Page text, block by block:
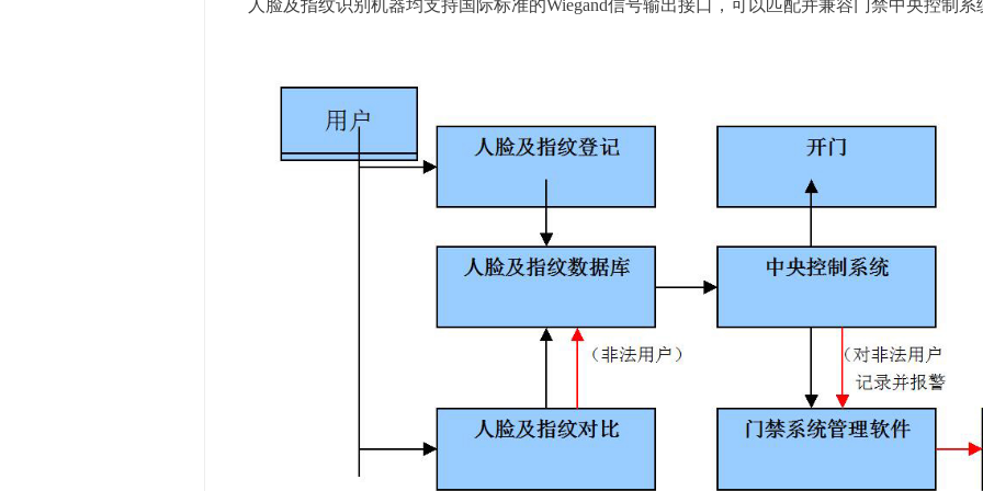
人脸及指纹识别机器均支持国际标准的Wiegand信号输出接口，可以匹配并兼容门禁中央控制系